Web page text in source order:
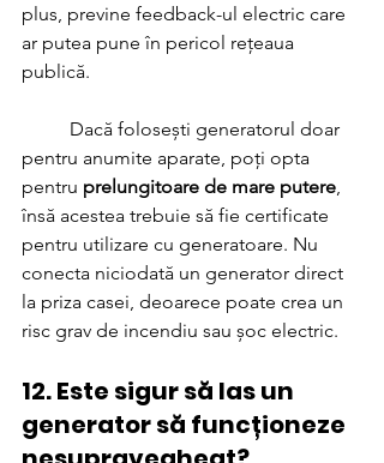
plus, previne feedback-ul electric care
ar putea pune în pericol rețeaua
publică.
pentru anumite aparate, poți opta
pentru prelungitoare de mare putere
însă acestea trebuie să fie certificate
pentru utilizare cu generatoare. Nu
conecta niciodată un generator direct
la priza casei, deoarece poate crea un
risc grav de incendiu sau șoc electric.
12. Este sigur să las un
generator să funcționeze